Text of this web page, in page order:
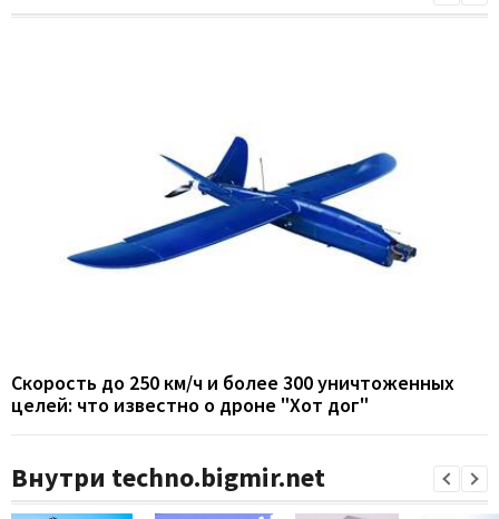
Скорость до 250 км/ч и более 300 уничтоженных
целей: что известно о дроне "Хот дог"
Внутри techno.bigmir.net